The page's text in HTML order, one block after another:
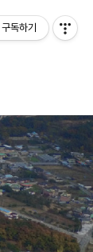
구독하기